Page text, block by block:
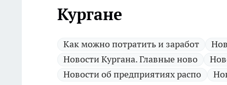
Кургане
Как можно потратить и заработ
Новости Кургана. Главные ново
Новости об предприятиях распо